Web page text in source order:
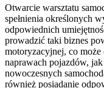
Otwarcie warsztatu
spełnienia określonych
odpowiednich
prowadzić taki biznes
motoryzacyjnej, co
naprawach pojazdów,
nowoczesnych
również posiadanie